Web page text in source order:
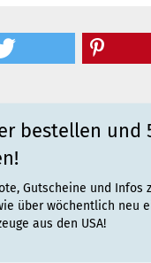
bestellen und
Gutscheine und Infos
über wöchentlich neu
aus den USA!